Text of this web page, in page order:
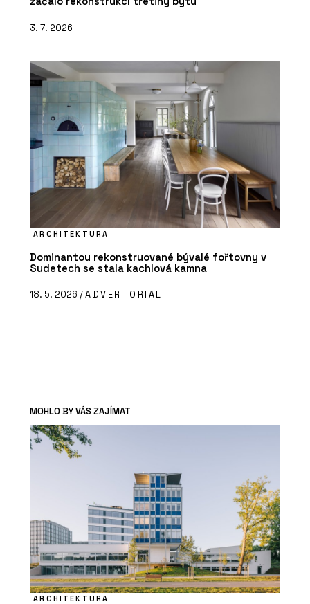
3. 7. 2026
ARCHITEKTURA
Dominantou rekonstruované bývalé fořtovny v
Sudetech se stala kachlová kamna
18. 5. 2026 /ADVERTORIAL
MOHLO BY VÁS ZAJÍMAT
ARCHITEKTURA